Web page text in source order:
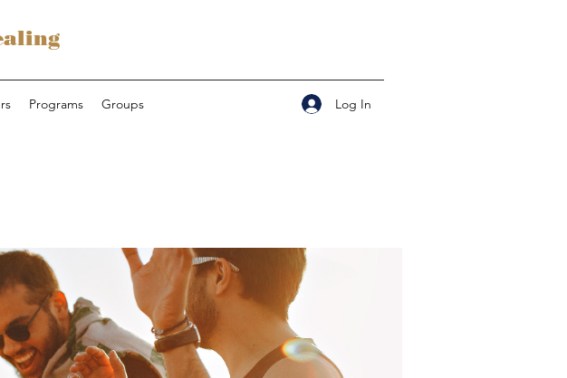
Programs Groups Log In